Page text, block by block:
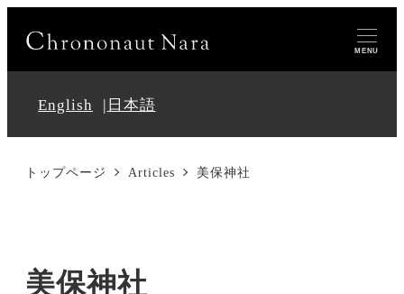
MENU
English 日本語
トップページ Articles 美保神社
美保神社